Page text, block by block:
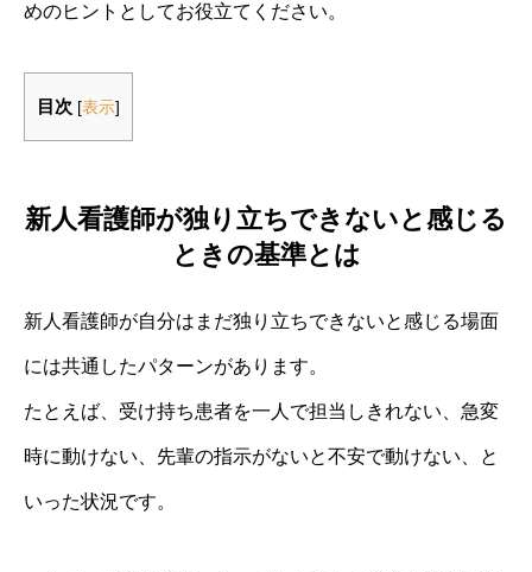
めのヒントとしてお役立てください。
目次 [表示]
新人看護師が独り立ちできないと感じる
ときの基準とは
新人看護師が自分はまだ独り立ちできないと感じる場面
には共通したパターンがあります。
たとえば、受け持ち患者を一人で担当しきれない、急変
時に動けない、先輩の指示がないと不安で動けない、と
いった状況です。